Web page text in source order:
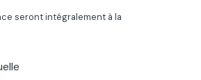
seront intégralement à la